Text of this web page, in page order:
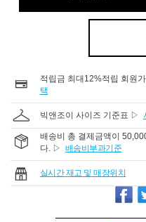
적립금 최대12%적립 회원
택
빅앤조이 사이즈 기준표 ▷
배송비 총 결제금액이
다. ▷ 배송비부과기준
실시간 재고 및 매장위치